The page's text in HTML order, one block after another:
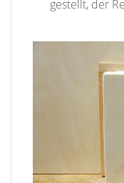
gestellt, der